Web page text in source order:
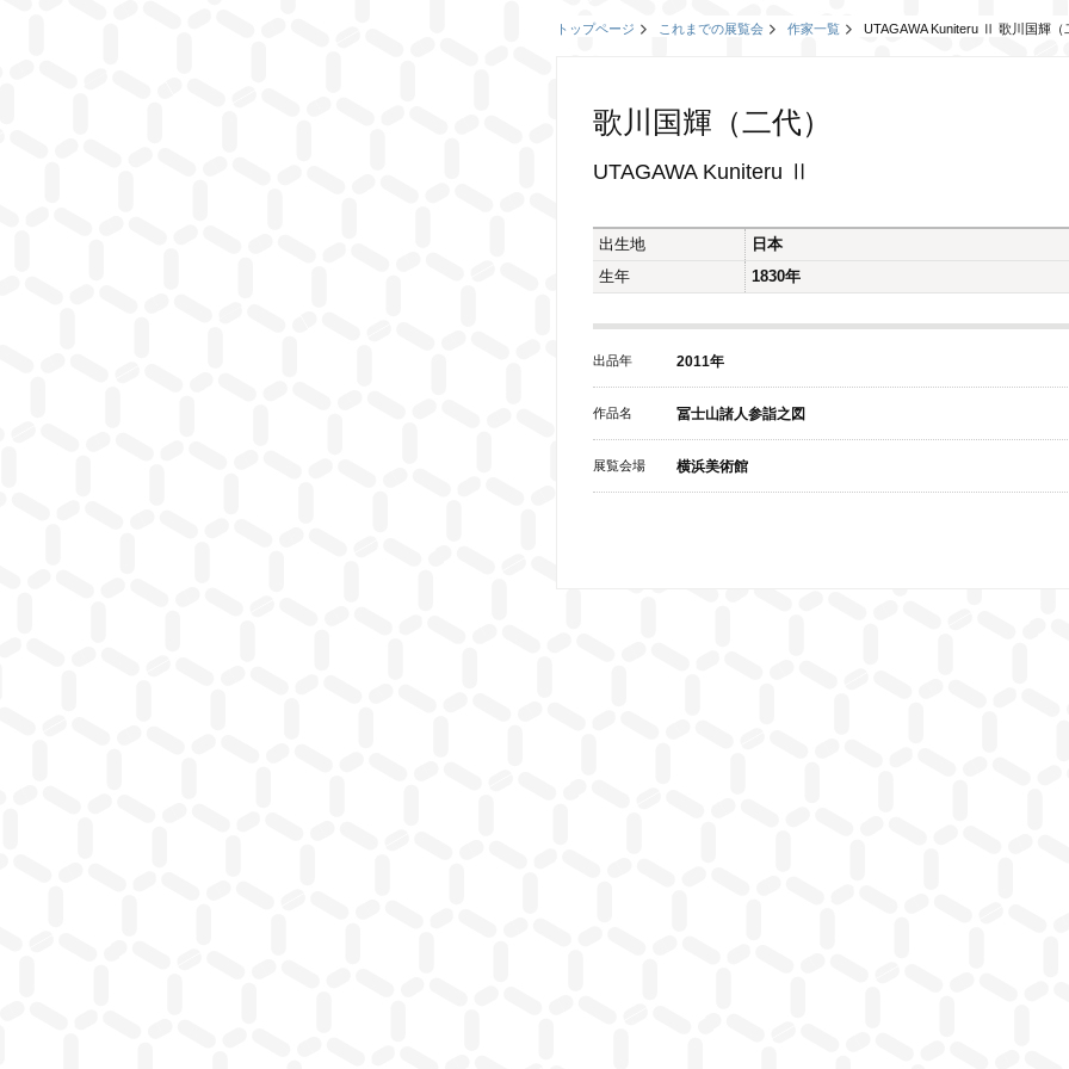
トップページ これまでの展覧会 作家一覧 UTAGAWA Kuniteru Ⅱ 歌川国輝（
歌川国輝（二代）
UTAGAWA Kuniteru Ⅱ
出生地
日本
生年
1830年
出品年 2011年
作品名 冨士山諸人参詣之図
展覧会場 横浜美術館